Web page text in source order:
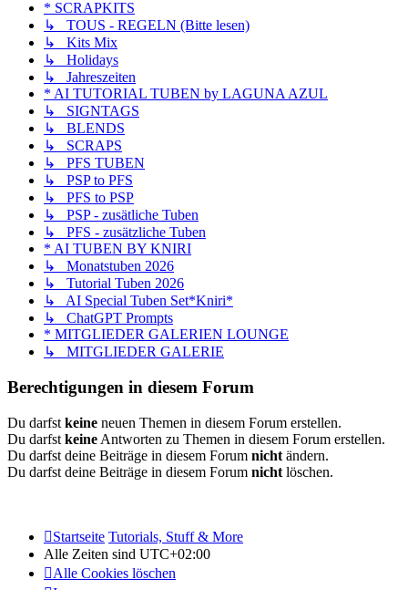
* SCRAPKITS
↳ TOUS - REGELN (Bitte lesen)
↳ Kits Mix
↳ Holidays
↳ Jahreszeiten
* AI TUTORIAL TUBEN by LAGUNA AZUL
↳ SIGNTAGS
↳ BLENDS
↳ SCRAPS
↳ PFS TUBEN
↳ PSP to PFS
↳ PFS to PSP
↳ PSP - zusätliche Tuben
↳ PFS - zusätzliche Tuben
* AI TUBEN BY KNIRI
↳ Monatstuben 2026
↳ Tutorial Tuben 2026
↳ AI Special Tuben Set*Kniri*
↳ ChatGPT Prompts
* MITGLIEDER GALERIEN LOUNGE
↳ MITGLIEDER GALERIE
Berechtigungen in diesem Forum
Du darfst keine neuen Themen in diesem Forum erstellen.
Du darfst keine Antworten zu Themen in diesem Forum erstellen.
Du darfst deine Beiträge in diesem Forum nicht ändern.
Du darfst deine Beiträge in diesem Forum nicht löschen.
Startseite Tutorials, Stuff & More
Alle Zeiten sind UTC+02:00
Alle Cookies löschen